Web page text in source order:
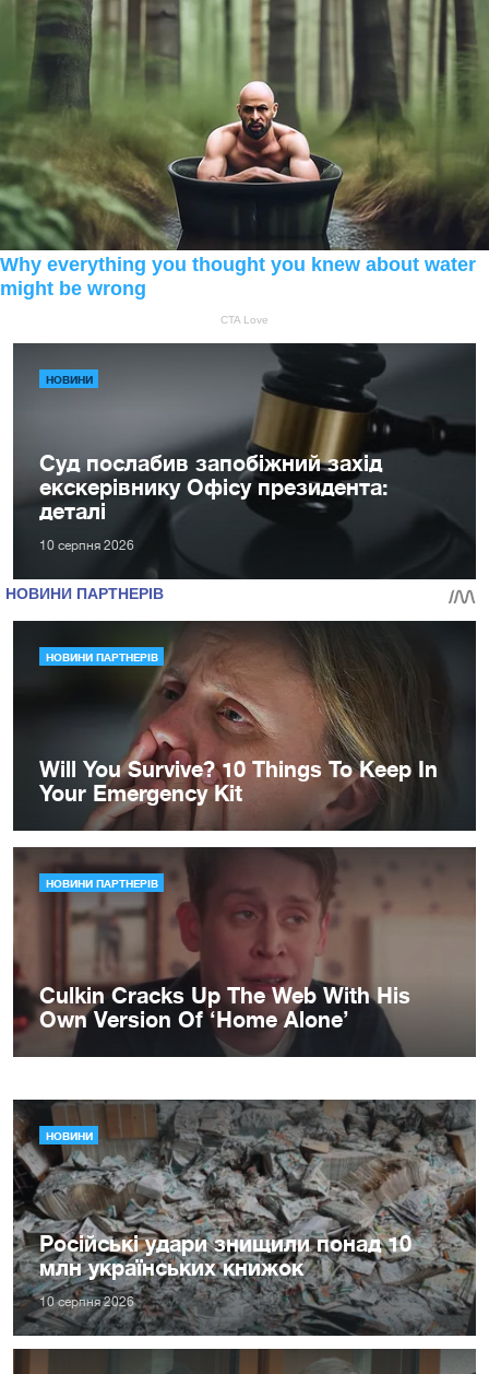
НОВИНИ
Суд послабив запобіжний захід
екскерівнику Офісу президента:
деталі
10 серпня 2026
НОВИНИ
Російські удари знищили понад 10
млн українських книжок
10 серпня 2026